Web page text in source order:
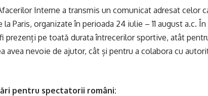
Interne a transmis un comunicat adresat celor
la Paris, organizate în perioada 24 iulie – 11 august a.c.
prezenți pe toată durata întrecerilor sportive, atât
avea nevoie de ajutor, cât și pentru a colabora cu
pentru spectatorii români: